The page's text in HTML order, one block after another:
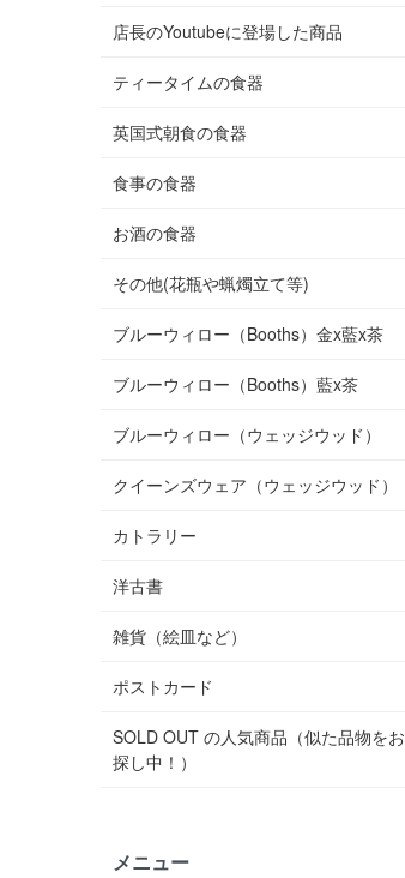
店長のYoutubeに登場した商品
ティータイムの食器
英国式朝食の食器
食事の食器
お酒の食器
その他(花瓶や蝋燭立て等)
ブルーウィロー（Booths）金x藍x茶
ブルーウィロー（Booths）藍x茶
ブルーウィロー（ウェッジウッド）
クイーンズウェア（ウェッジウッド）
カトラリー
洋古書
雑貨（絵皿など）
ポストカード
SOLD OUT の人気商品（似た品物をお
探し中！）
メニュー